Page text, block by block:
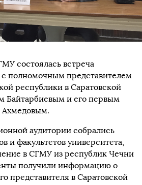
состоялась встреча
полномочным представителем
республики в Саратовской
Байтарбиевым и его первым
Ахмедовым.
аудитории собрались
и факультетов университета,
в СГМУ из республик Чечни
получили информацию о
представителя в Саратовской